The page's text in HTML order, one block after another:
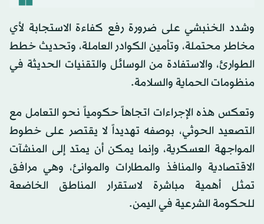
وشدد الخنبشي على ضرورة رفع كفاءة الاستجابة لأي
مخاطر محتملة، وتأمين الكوادر العاملة، وتحديث خطط
الطوارئ، والاستفادة من الوسائل والتقنيات الحديثة في
منظومات الحماية والسلامة.
وتعكس هذه الإجراءات اتجاهاً حكومياً نحو التعامل مع
التصعيد الحوثي، بوصفه تهديداً لا يقتصر على خطوط
المواجهة العسكرية، وإنما يمكن أن يمتد إلى المنشآت
الاقتصادية والمنافذ والمطارات والموانئ، وهي مرافق
تمثل أهمية مباشرة لاستقرار المناطق الخاضعة
للحكومة الشرعية في اليمن.